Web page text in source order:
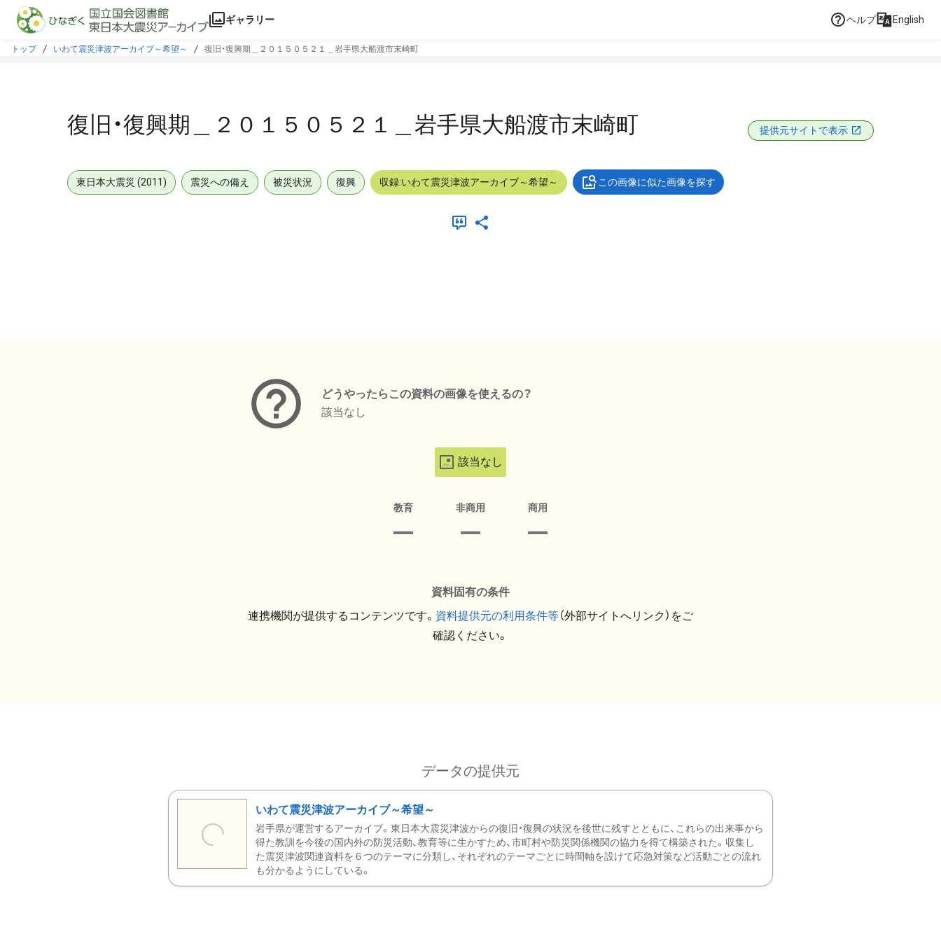
本文に飛ぶ
ギャラリー ヘルプ English
トップ いわて震災津波アーカイブ～希望～ 復旧・復興期＿２０１５０５２１＿岩手県大船渡市末崎町
復旧・復興期＿２０１５０５２１＿岩手県大船渡市末崎町 提供元サイトで表示
東日本大震災 (2011) 震災への備え 被災状況 復興 収録:いわて震災津波アーカイブ～希望～ この画像に似た画像を探す
どうやったらこの資料の画像を使えるの？
該当なし
該当なし
教育 非商用 商用
資料固有の条件
連携機関が提供するコンテンツです。 資料提供元の利用条件等（外部サイトへリンク）をご
確認ください。
データの提供元
いわて震災津波アーカイブ～希望～
岩手県が運営するアーカイブ。東日本大震災津波からの復旧・復興の状況を後世に残すとともに、これらの出来事から
得た教訓を今後の国内外の防災活動、教育等に生かすため、市町村や防災関係機関の協力を得て構築された。収集し
た震災津波関連資料を６つのテーマに分類し、それぞれのテーマごとに時間軸を設けて応急対策など活動ごとの流れ
も分かるようにしている。